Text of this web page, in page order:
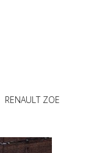
RENAULT ZOE